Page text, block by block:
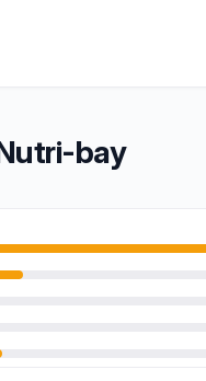
bay
10